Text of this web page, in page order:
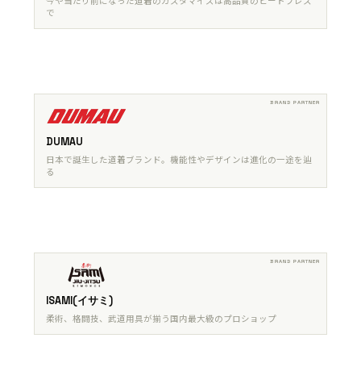
で
DUMAU
日本で誕生した道着ブランド。機能性やデザインは進化の一途を辿
る
ISAMI(イサミ)
柔術、格闘技、武道用具が揃う国内最大級のプロショップ